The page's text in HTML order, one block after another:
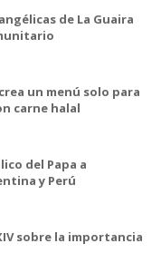
de La Guaira
un menú solo para
carne halal
del Papa a
y Perú
sobre la importancia